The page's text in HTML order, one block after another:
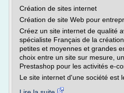
Création de sites internet
Création de site Web pour
Créez un site internet de qualité
spécialiste Français de la
petites et moyennes et grandes
choix entre un site sur mesure,
Prestashop pour les activités e-
Le site internet d'une société est